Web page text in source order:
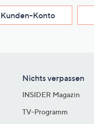
Kunden-Konto
Nichts verpassen
INSIDER Magazin
TV-Programm